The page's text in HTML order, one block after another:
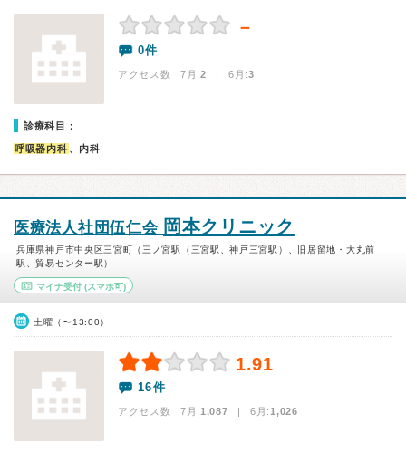
－
0件
アクセス数 7月:2 | 6月:3
診療科目：
呼吸器内科 、内科
医療法人社団伍仁会 岡本クリニック
兵庫県神戸市中央区三宮町（三ノ宮駅（三宮駅、神戸三宮駅）、旧居留地・大丸前
駅、貿易センター駅）
マイナ受付 (スマホ可)
土曜（〜13:00）
1.91
16件
アクセス数 7月:1,087 | 6月:1,026